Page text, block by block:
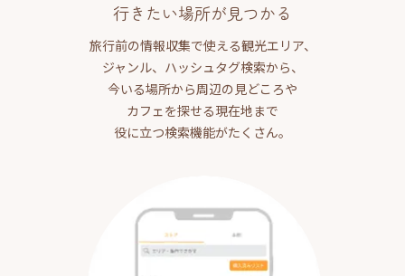
行きたい場所が見つかる
旅行前の情報収集で使える観光エリア、
ジャンル、ハッシュタグ検索から、
今いる場所から周辺の見どころや
カフェを探せる現在地まで
役に立つ検索機能がたくさん。